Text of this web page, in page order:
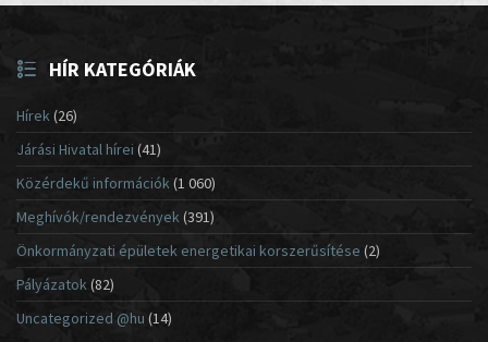
HÍR KATEGÓRIÁK
Hírek(26)
Járási Hivatal hírei (41)
Közérdekű információk(1 060)
Meghívók/rendezvények (391)
Önkormányzati épületek energetikai korszerűsítése (2)
Pályázatok (82)
Uncategorized @hu (14)